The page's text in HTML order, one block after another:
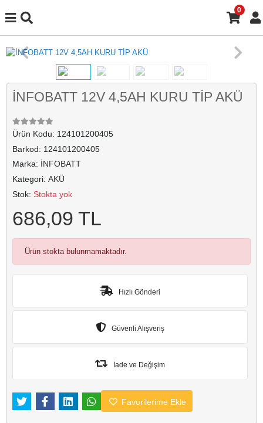
0
İNFOBATT 12V 4,5AH KURU TİP AKÜ
Ürün Kodu: 124101200405
Barkod: 124101200405
Marka: İNFOBATT
Kategori: AKÜ
Stok: Stokta yok
686,09 TL
Ürün stokta bulunmamaktadır.
Hızlı Gönderi
Güvenli Alışveriş
İade ve Değişim
Favorilerime Ekle